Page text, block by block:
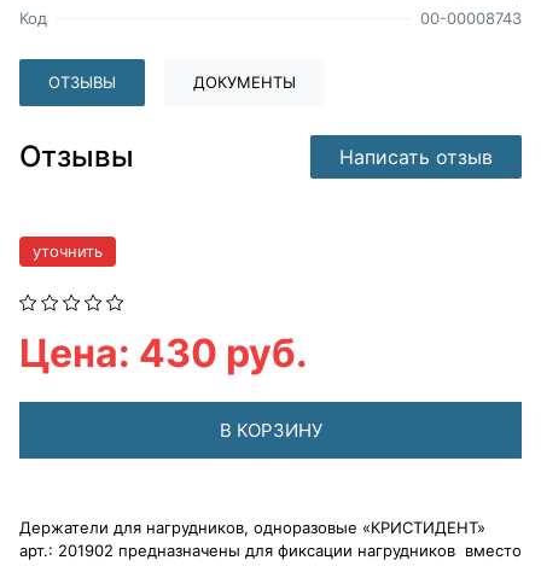
Код
00-00008743
ОТЗЫВЫ ДОКУМЕНТЫ
Отзывы Написать отзыв
уточнить
Цена: 430 руб.
В КОРЗИНУ
Держатели для нагрудников, одноразовые «КРИСТИДЕНТ»
арт.: 201902 предназначены для фиксации нагрудников вместо